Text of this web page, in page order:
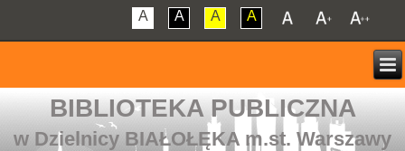
A A A A
BIBLIOTEKA PUBLICZNA
w Dzielnicy BIAŁOŁĘKA m.st. Warszawy